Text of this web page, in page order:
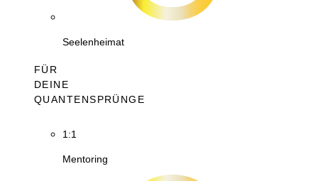
Seelenheimat
FÜR
DEINE
QUANTENSPRÜNGE
1:1
Mentoring